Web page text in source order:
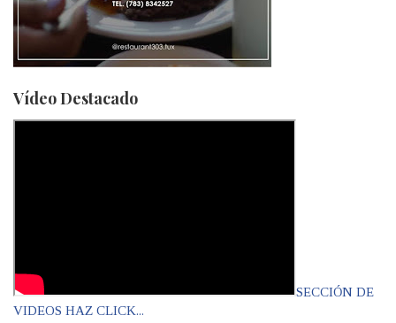
Vídeo Destacado
SECCIÓN DE
VIDEOS HAZ CLICK...